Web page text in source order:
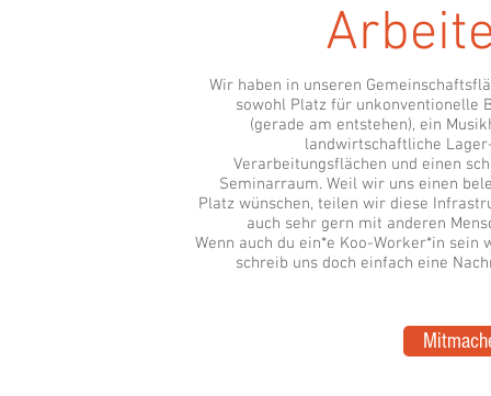
Wir haben in unseren
sowohl Platz für unkonventionelle
(gerade am entstehen), ein
landwirtschaftliche
Verarbeitungsflächen und einen
Seminarraum. Weil wir uns einen
Platz wünschen, teilen wir diese
auch sehr gern mit anderen
Wenn auch du ein*e Koo-Worker*in sein
schreib uns doch einfach eine